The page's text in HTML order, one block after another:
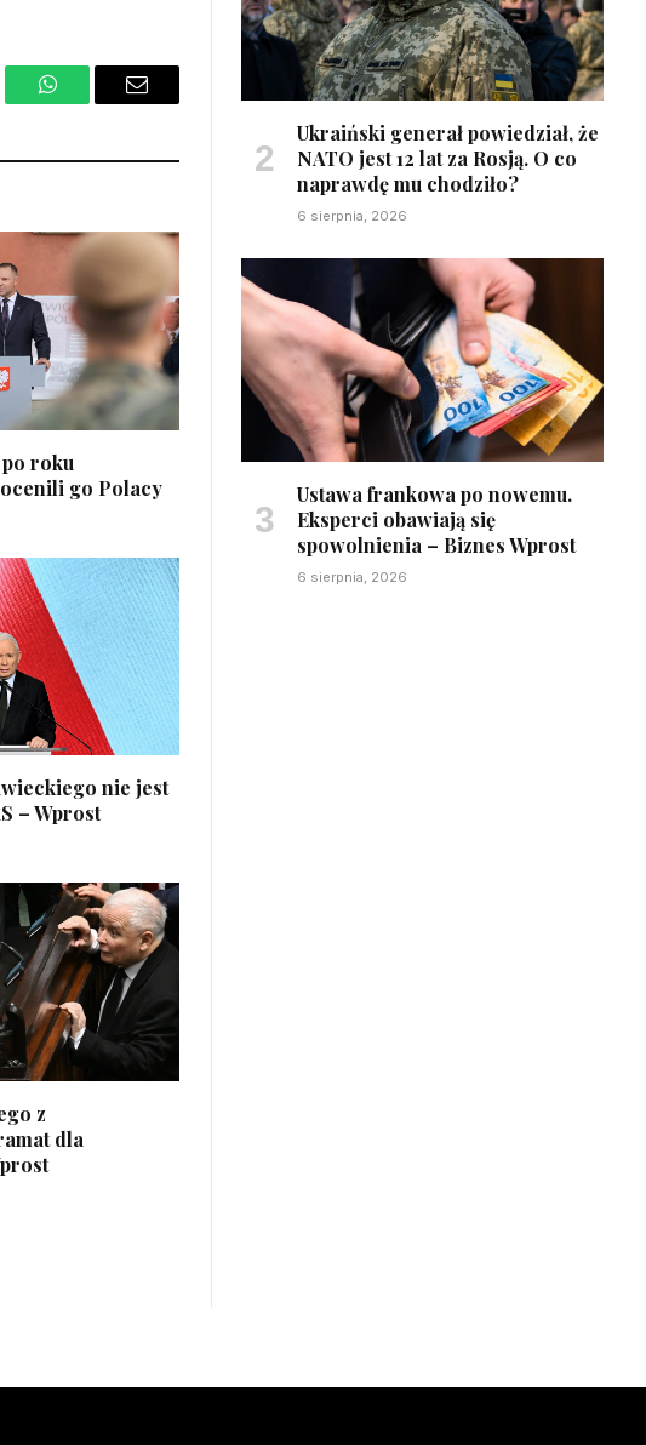
WhatsAppEmail
roku
go Polacy
nie jest
– Wprost
z
dla
Ukraiński generał powiedział, że
NATO jest 12 lat za Rosją. O co
naprawdę mu chodziło?
6 sierpnia, 2026
Ustawa frankowa po nowemu.
Eksperci obawiają się
spowolnienia – Biznes Wprost
6 sierpnia, 2026